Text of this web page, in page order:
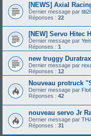
[NEWS] Axial
Dernier message par
Réponses : 22
[NEW] Servo Hitec
Dernier message par
Réponses : 1
new truggy
Dernier message par
Réponses : 12
Nouveau protruck
Dernier message par
Réponses : 42
nouveau servo Jr
Dernier message par
Réponses : 31